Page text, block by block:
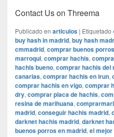
Contact Us on Threema
Publicado en articulos | Etiquetado
buy hash in madrid, buy hash
cmmadrid, comprar buenos
marroqui, comprar hachis,
hachis bueno, comprar hachis del
canarias, comprar hachis en irun,
comprar hachis en vigo, comprar
dry, comprar placa de hachis,
resina de marihuana,
madrid, conseguir hachis madrid,
darknet hachis madrid, darknet
buenos porros en madrid, el